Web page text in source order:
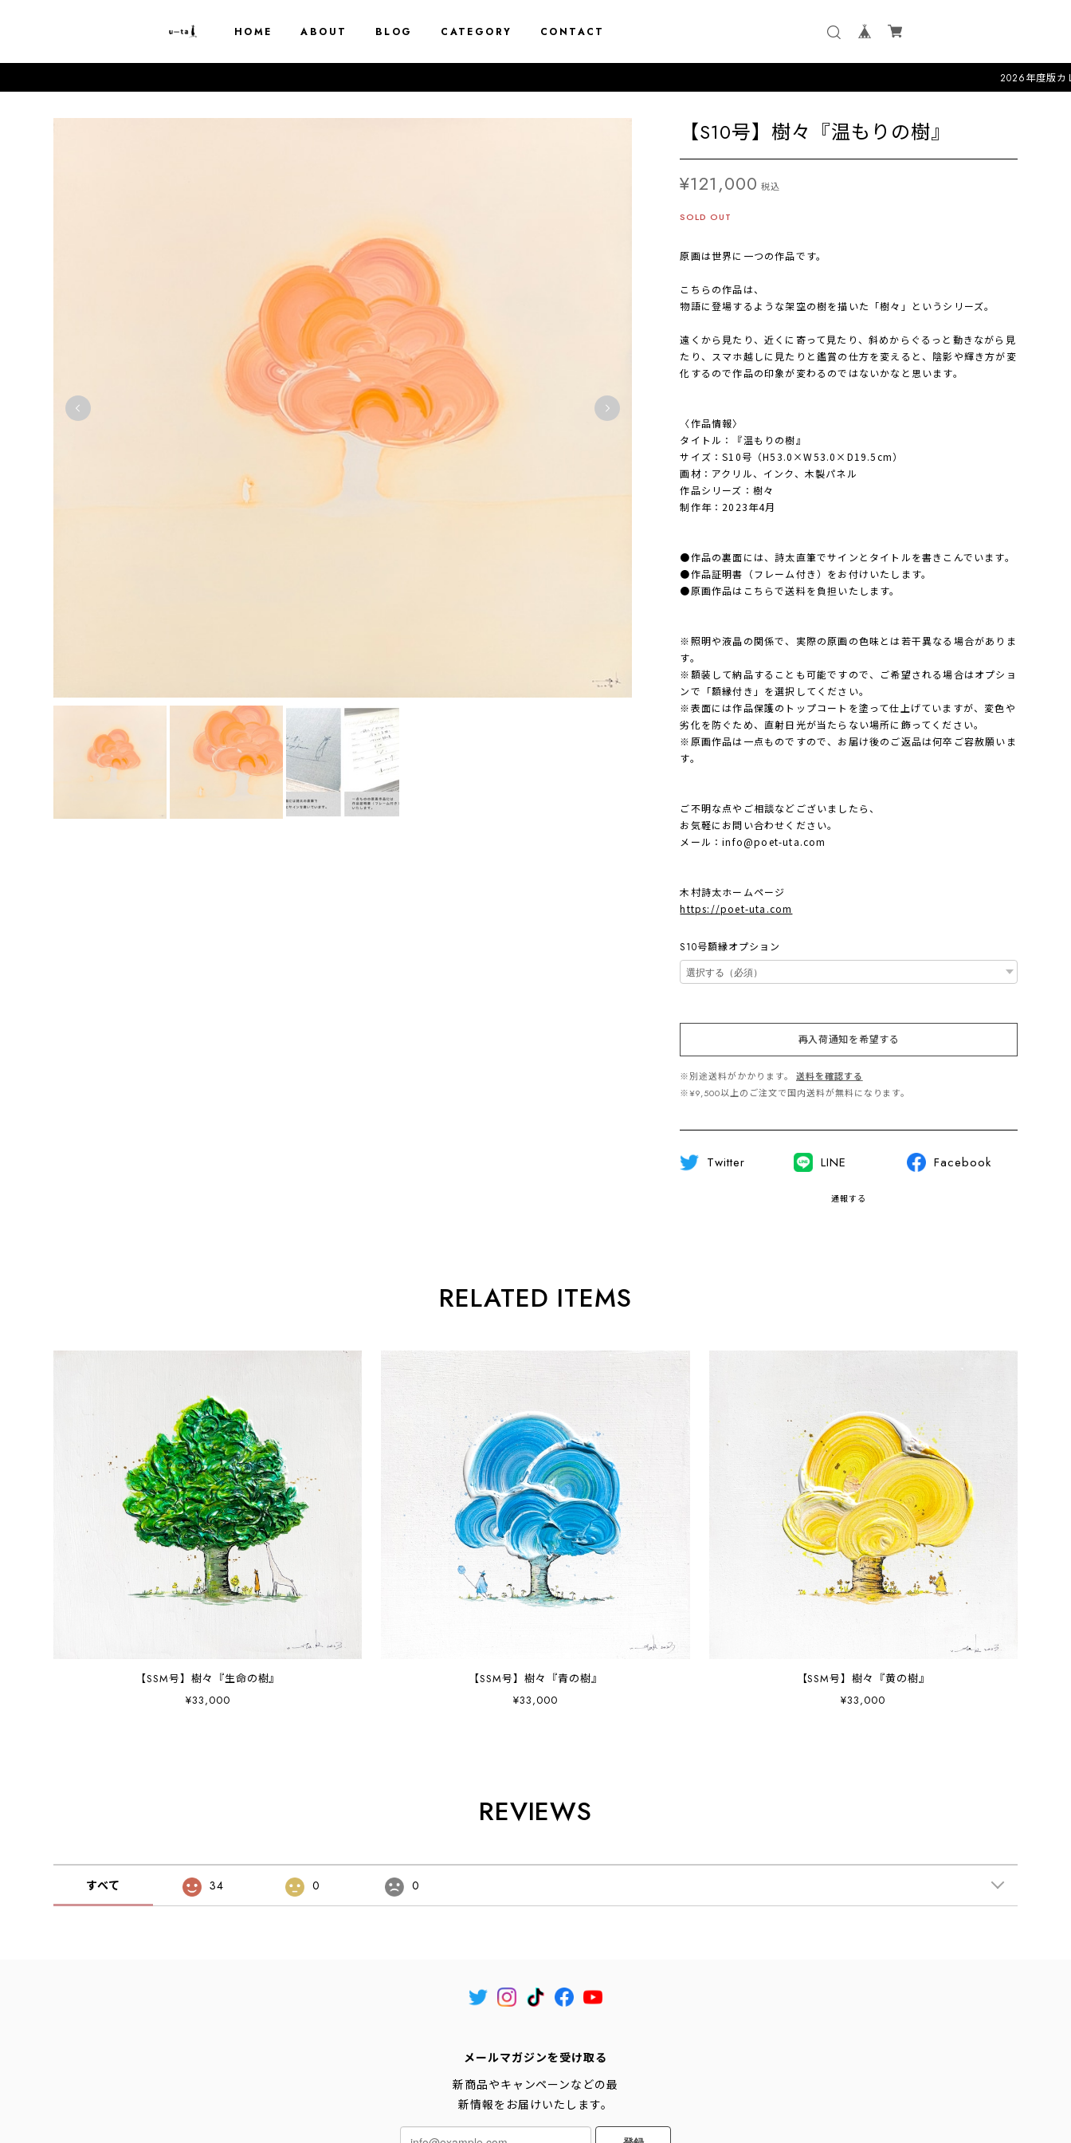
HOME ABOUT BLOG CATEGORY CONTACT
2026年度版カレンダー「
【S10号】樹々『温もりの樹』
¥121,000 税込
SOLD OUT
原画は世界に一つの作品です。
こちらの作品は、
物語に登場するような架空の樹を描いた「樹々」というシリーズ。
遠くから見たり、近くに寄って見たり、斜めからぐるっと動きながら見
たり、スマホ越しに見たりと鑑賞の仕方を変えると、陰影や輝き方が変
化するので作品の印象が変わるのではないかなと思います。
〈作品情報〉
タイトル：『温もりの樹』
サイズ：S10号（H53.0×W53.0×D19.5cm）
画材：アクリル、インク、木製パネル
作品シリーズ：樹々
制作年：2023年4月
●作品の裏面には、詩太直筆でサインとタイトルを書きこんでいます。
●作品証明書（フレーム付き）をお付けいたします。
●原画作品はこちらで送料を負担いたします。
※照明や液晶の関係で、実際の原画の色味とは若干異なる場合がありま
す。
※額装して納品することも可能ですので、ご希望される場合はオプショ
ンで「額縁付き」を選択してください。
※表面には作品保護のトップコートを塗って仕上げていますが、変色や
劣化を防ぐため、直射日光が当たらない場所に飾ってください。
※原画作品は一点ものですので、お届け後のご返品は何卒ご容赦願いま
す。
ご不明な点やご相談などございましたら、
お気軽にお問い合わせください。
メール：info@poet-uta.com
木村詩太ホームページ
https://poet-uta.com
S10号額縁オプション
再入荷通知を希望する
※別途送料がかかります。
送料を確認する
※¥9,500以上のご注文で国内送料が無料になります。
Twitter LINE Facebook
通報する
RELATED ITEMS
【SSM号】樹々『生命の樹』
¥33,000
【SSM号】樹々『青の樹』
¥33,000
【SSM号】樹々『黄の樹』
¥33,000
REVIEWS
すべて 34 0 0
メールマガジンを受け取る
新商品やキャンペーンなどの最
新情報をお届けいたします。